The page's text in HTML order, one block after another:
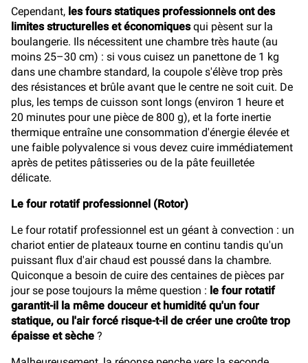
Cependant, les fours statiques professionnels ont des
limites structurelles et économiquesqui pèsent sur la
boulangerie. Ils nécessitent une chambre très haute (au
moins 25–30 cm) : si vous cuisez un panettone de 1 kg
dans une chambre standard, la coupole s'élève trop près
des résistances et brûle avant que le centre ne soit cuit. De
plus, les temps de cuisson sont longs (environ 1 heure et
20 minutes pour une pièce de 800 g), et la forte inertie
thermique entraîne une consommation d'énergie élevée et
une faible polyvalence si vous devez cuire immédiatement
après de petites pâtisseries ou de la pâte feuilletée
délicate.
Le four rotatif professionnel (Rotor)
Le four rotatif professionnel est un géant à convection : un
chariot entier de plateaux tourne en continu tandis qu'un
puissant flux d'air chaud est poussé dans la chambre.
Quiconque a besoin de cuire des centaines de pièces par
jour se pose toujours la même question : le four rotatif
garantit-il la même douceur et humidité qu'un four
statique, ou l'air forcé risque-t-il de créer une croûte trop
épaisse et sèche ?